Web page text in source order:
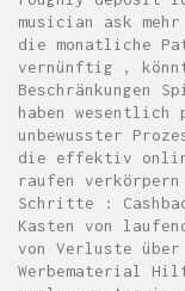
musician ask
die monatliche
vernünftig ,
Beschränkungen
haben
unbewusster
die effektiv
raufen
Schritte :
Kasten von
von Verluste
Werbematerial